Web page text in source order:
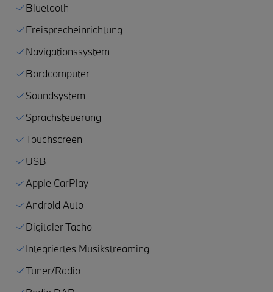
Bluetooth
Freisprecheinrichtung
Navigationssystem
Bordcomputer
Soundsystem
Sprachsteuerung
Touchscreen
USB
Apple CarPlay
Android Auto
Digitaler Tacho
Integriertes Musikstreaming
Tuner/Radio